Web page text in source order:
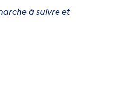
à suivre et